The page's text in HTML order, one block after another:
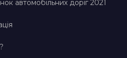
автомобільних доріг 2021